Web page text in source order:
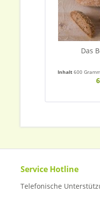
Das
Inhalt 600
Service Hotline
Telefonische